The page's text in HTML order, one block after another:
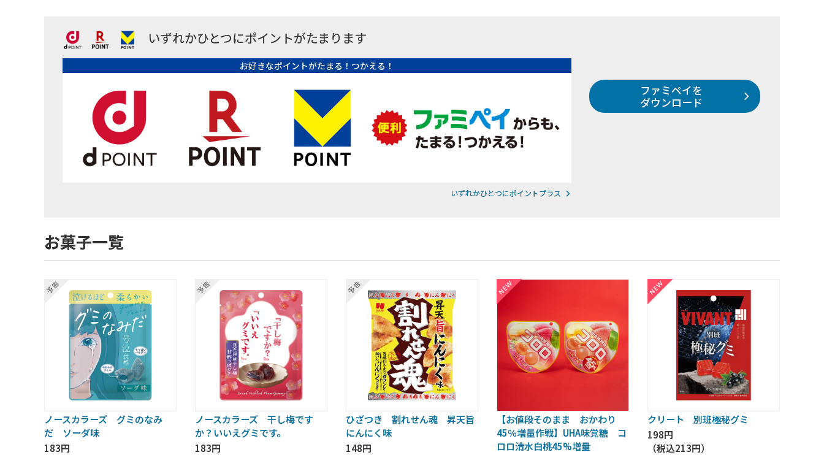
いずれかひとつにポイントがたまります
お好きなポイントがたまる！つかえる！
いずれかひとつにポイントプラス
ファミペイを
ダウンロード
お菓子一覧
ノースカラーズ グミのなみ
だ ソーダ味
183円
ノースカラーズ 干し梅です
か？いいえグミです。
183円
ひざつき 割れせん魂 昇天旨
にんにく味
148円
【お値段そのまま おかわり
45％増量作戦】UHA味覚糖 コ
ロロ清水白桃45%増量
クリート 別班極秘グミ
198円
（税込213円）